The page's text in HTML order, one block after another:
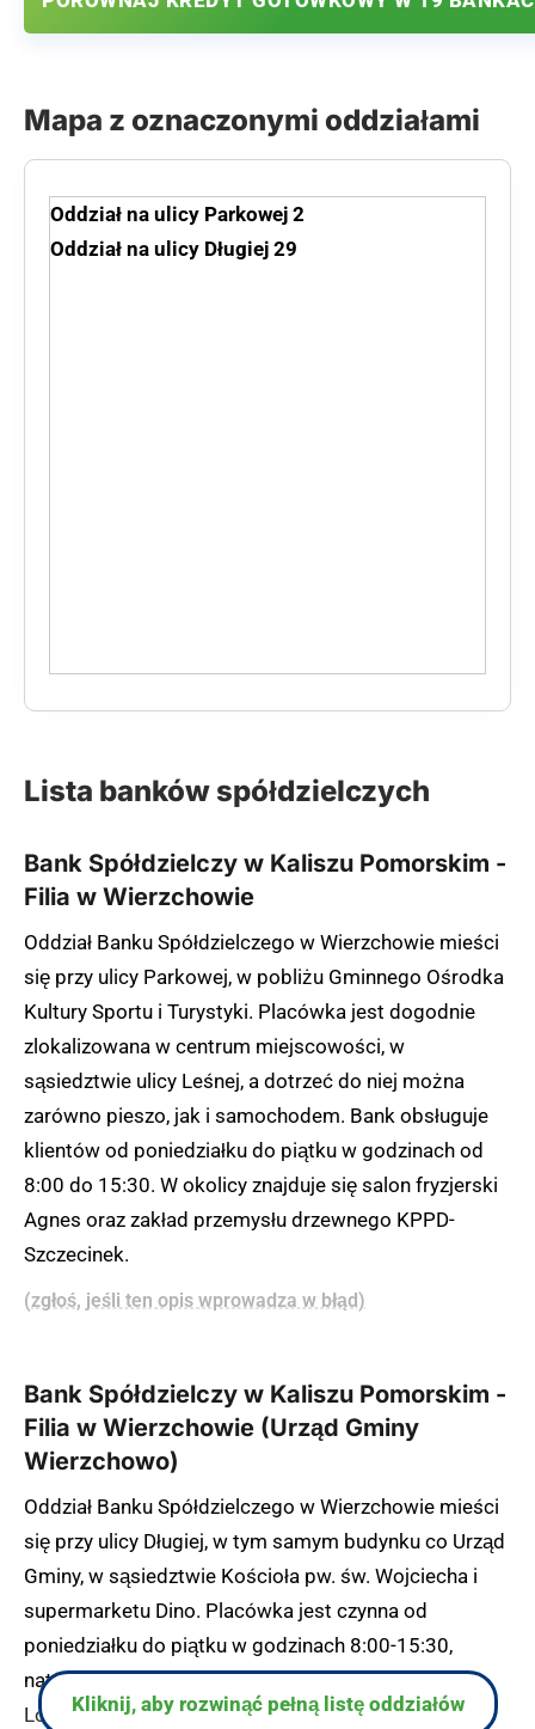
Mapa z oznaczonymi oddziałami
Oddział na ulicy Parkowej 2
Oddział na ulicy Długiej 29
Lista banków spółdzielczych
Bank Spółdzielczy w Kaliszu Pomorskim -
Filia w Wierzchowie
Oddział Banku Spółdzielczego w Wierzchowie mieści
się przy ulicy Parkowej, w pobliżu Gminnego Ośrodka
Kultury Sportu i Turystyki. Placówka jest dogodnie
zlokalizowana w centrum miejscowości, w
sąsiedztwie ulicy Leśnej, a dotrzeć do niej można
zarówno pieszo, jak i samochodem. Bank obsługuje
klientów od poniedziałku do piątku w godzinach od
8:00 do 15:30. W okolicy znajduje się salon fryzjerski
Agnes oraz zakład przemysłu drzewnego KPPD-
Szczecinek.
(zgłoś, jeśli ten opis wprowadza w błąd)
Bank Spółdzielczy w Kaliszu Pomorskim -
Filia w Wierzchowie (Urząd Gminy
Wierzchowo)
Oddział Banku Spółdzielczego w Wierzchowie mieści
się przy ulicy Długiej, w tym samym budynku co Urząd
Gminy, w sąsiedztwie Kościoła pw. św. Wojciecha i
supermarketu Dino. Placówka jest czynna od
poniedziałku do piątku w godzinach 8:00-15:30,
natomiast w weekendy pozostaje zamknięta.
Lokalizacja jest łatwo dostępna z głównej drogi, a w
Kliknij, aby rozwinąć pełną listę oddziałów